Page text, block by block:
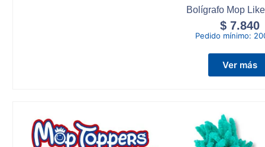
Bolígrafo Mop
$ 7.840
Pedido mínimo:
Ver más